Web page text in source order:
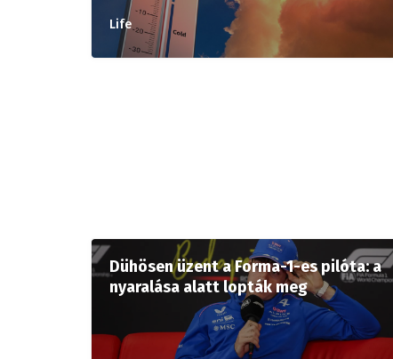
Life
Dühösen üzent a Forma-1-es pilóta: a
nyaralása alatt lopták meg